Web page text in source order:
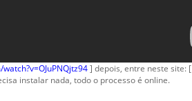
] depois, entre neste site: [
instalar nada, todo o processo é online.